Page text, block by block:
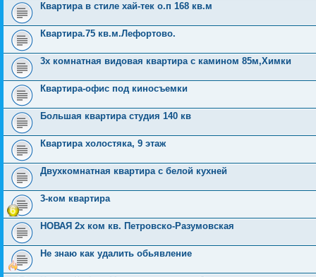
Квартира в стиле хай-тек о.п 168 кв.м
Квартира.75 кв.м.Лефортово.
3х комнатная видовая квартира с камином 85м,Химки
Квартира-офис под киносъемки
Большая квартира студия 140 кв
Квартира холостяка, 9 этаж
Двухкомнатная квартира с белой кухней
3-ком квартира
НОВАЯ 2х ком кв. Петровско-Разумовская
Не знаю как удалить обьявление